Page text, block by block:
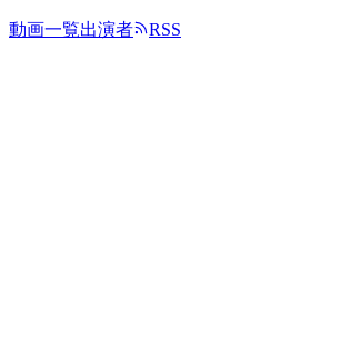
動画一覧出演者 RSS